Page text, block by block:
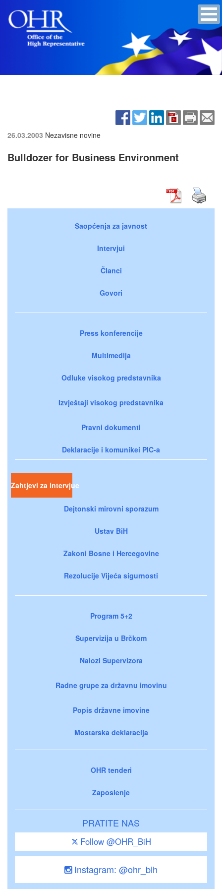
26.03.2003 Nezavisne novine
Bulldozer for Business Environment
Saopćenja za javnost
Intervjui
Članci
Govori
Press konferencije
Multimedija
Odluke visokog predstavnika
Izvještaji visokog predstavnika
Pravni dokumenti
Deklaracije i komunikei PIC-a
Zahtjevi za intervjue
Dejtonski mirovni sporazum
Ustav BiH
Zakoni Bosne i Hercegovine
Rezolucije Vijeća sigurnosti
Program 5+2
Supervizija u Brčkom
Nalozi Supervizora
Radne grupe za državnu imovinu
Popis državne imovine
Mostarska deklaracija
OHR tenderi
Zaposlenje
PRATITE NAS
Follow @OHR_BiH
Instagram: @ohr_bih